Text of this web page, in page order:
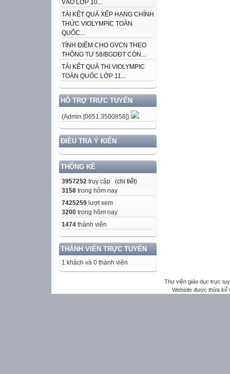
VÀO LỚP 10...
TẢI KẾT QUẢ XẾP HẠNG CHÍNH
THỨC VIOLYMPIC TOÀN
QUỐC...
TÍNH ĐIỂM CHO GVCN THEO
THÔNG TƯ 58/BGDĐT CÒN...
TẢI KẾT QUẢ THI VIOLYMPIC
TOÀN QUỐC LỚP 11...
HỖ TRỢ TRỰC TUYẾN
(Admin [0651.3500858])
ĐIỀU TRA Ý KIẾN
THỐNG KÊ
3957252 truy cập (chi tiết)
3158 trong hôm nay
7425259 lượt xem
3200 trong hôm nay
1474 thành viên
THÀNH VIÊN TRỰC TUYẾN
1 khách và 0 thành viên
Thư viện giáo dục trực
Website được thừa kế